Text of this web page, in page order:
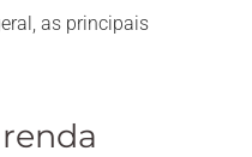
as principais